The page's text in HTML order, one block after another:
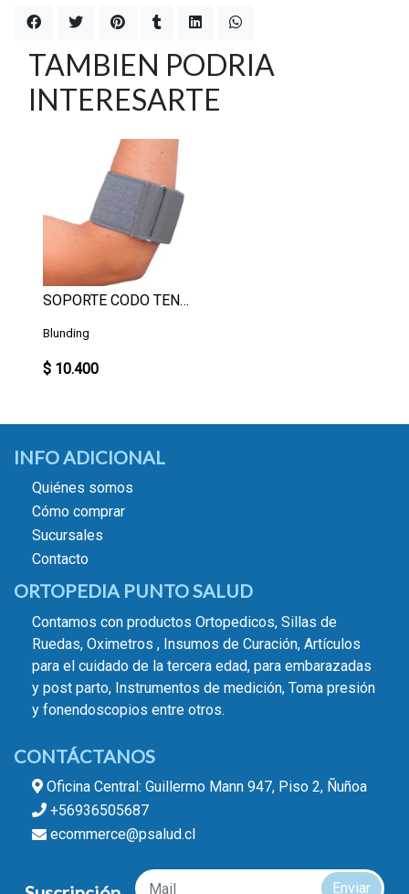
TAMBIEN PODRIA
INTERESARTE
SOPORTE CODO TENISTA
Blunding
$ 10.400
INFO ADICIONAL
Quiénes somos
Cómo comprar
Sucursales
Contacto
ORTOPEDIA PUNTO SALUD
Contamos con productos Ortopedicos, Sillas de
Ruedas, Oximetros , Insumos de Curación, Artículos
para el cuidado de la tercera edad, para embarazadas
y post parto, Instrumentos de medición, Toma presión
y fonendoscopios entre otros.
CONTÁCTANOS
Oficina Central: Guillermo Mann 947, Piso 2, Ñuñoa
+56936505687
ecommerce@psalud.cl
Enviar